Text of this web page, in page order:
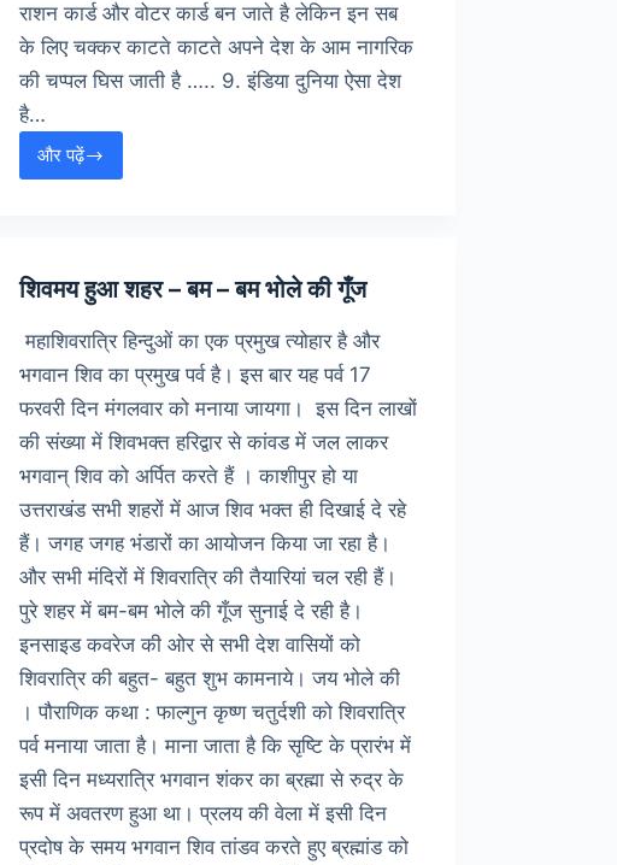
राशन कार्ड और वोटर कार्ड बन जाते है लेकिन इन सब
के लिए चक्कर काटते काटते अपने देश के आम नागरिक
की चप्पल घिस जाती है ….. 9. इंडिया दुनिया ऐसा देश
है…
और पढ़ें
एक
शिवमय हुआ शहर – बम – बम भोले की गूँज
महाशिवरात्रि हिन्दुओं का एक प्रमुख त्योहार है और
भगवान शिव का प्रमुख पर्व है। इस बार यह पर्व 17
फरवरी दिन मंगलवार को मनाया जायगा। इस दिन लाखों
की संख्या में शिवभक्त हरिद्वार से कांवड में जल लाकर
भगवान् शिव को अर्पित करते हैं । काशीपुर हो या
उत्तराखंड सभी शहरों में आज शिव भक्त ही दिखाई दे रहे
हैं। जगह जगह भंडारों का आयोजन किया जा रहा है।
और सभी मंदिरों में शिवरात्रि की तैयारियां चल रही हैं।
पुरे शहर में बम-बम भोले की गूँज सुनाई दे रही है।
इनसाइड कवरेज की ओर से सभी देश वासियों को
शिवरात्रि की बहुत- बहुत शुभ कामनाये। जय भोले की
। पौराणिक कथा : फाल्गुन कृष्ण चतुर्दशी को शिवरात्रि
पर्व मनाया जाता है। माना जाता है कि सृष्टि के प्रारंभ में
इसी दिन मध्यरात्रि भगवान शंकर का ब्रह्मा से रुद्र के
रूप में अवतरण हुआ था। प्रलय की वेला में इसी दिन
प्रदोष के समय भगवान शिव तांडव करते हुए ब्रह्मांड को